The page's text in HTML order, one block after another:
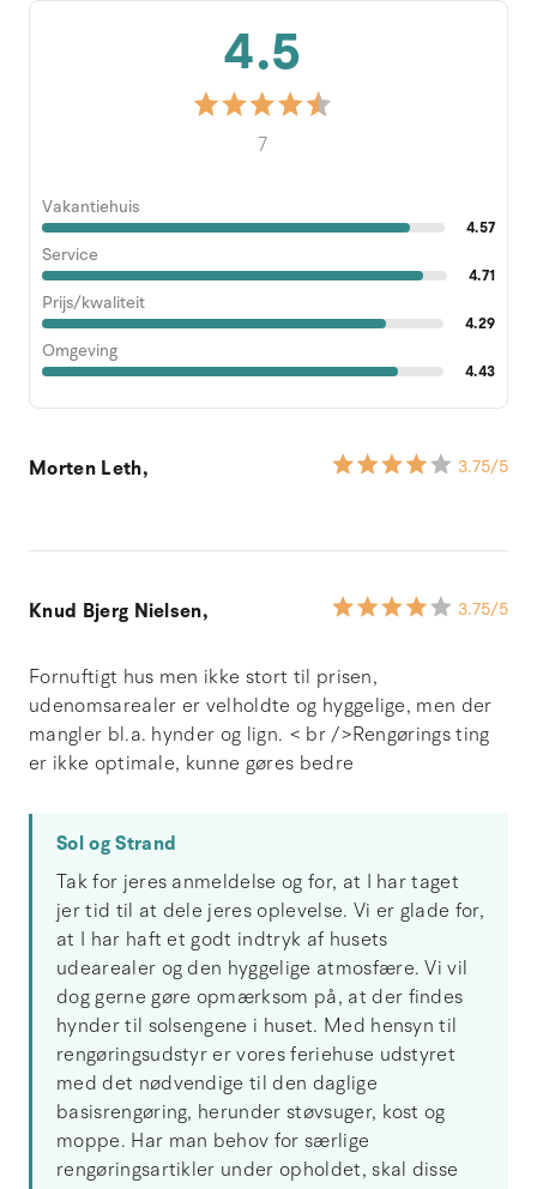
4.5
7
Vakantiehuis
4.57
Service
4.71
Prijs/kwaliteit
4.29
Omgeving
4.43
Morten Leth, 3.75/5
Knud Bjerg Nielsen, 3.75/5
Fornuftigt hus men ikke stort til prisen,
udenomsarealer er velholdte og hyggelige, men der
mangler bl.a. hynder og lign. < br />Rengørings ting
er ikke optimale, kunne gøres bedre
Sol og Strand
Tak for jeres anmeldelse og for, at I har taget
jer tid til at dele jeres oplevelse. Vi er glade for,
at I har haft et godt indtryk af husets
udearealer og den hyggelige atmosfære. Vi vil
dog gerne gøre opmærksom på, at der findes
hynder til solsengene i huset. Med hensyn til
rengøringsudstyr er vores feriehuse udstyret
med det nødvendige til den daglige
basisrengøring, herunder støvsuger, kost og
moppe. Har man behov for særlige
rengøringsartikler under opholdet, skal disse